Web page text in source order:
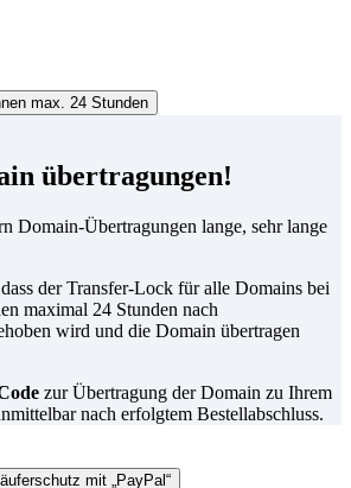
max. 24 Stunden
übertragungen!
Domain-Übertragungen lange, sehr lange
der Transfer-Lock für alle Domains bei
maximal 24 Stunden nach
wird und die Domain übertragen
zur Übertragung der Domain zu Ihrem
nach erfolgtem Bestellabschluss.
mit „PayPal“